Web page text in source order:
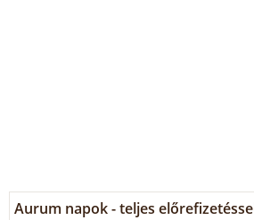
Aurum napok - teljes